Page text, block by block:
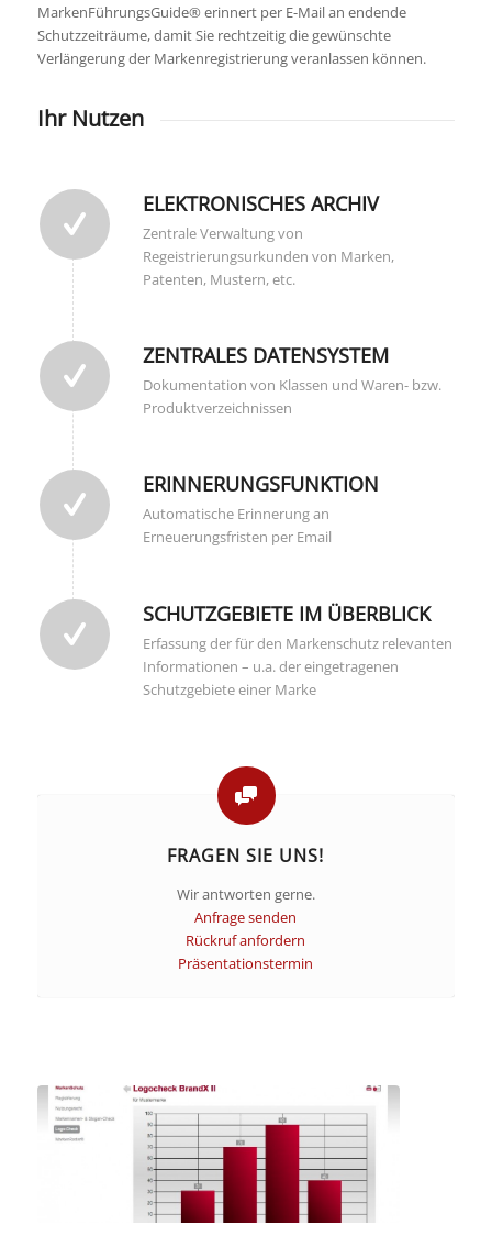
MarkenFührungsGuide® erinnert per E-Mail an endende
Schutzzeiträume, damit Sie rechtzeitig die gewünschte
Verlängerung der Markenregistrierung veranlassen können.
Ihr Nutzen
ELEKTRONISCHES ARCHIV
Zentrale Verwaltung von
Regeistrierungsurkunden von Marken,
Patenten, Mustern, etc.
ZENTRALES DATENSYSTEM
Dokumentation von Klassen und Waren- bzw.
Produktverzeichnissen
ERINNERUNGSFUNKTION
Automatische Erinnerung an
Erneuerungsfristen per Email
SCHUTZGEBIETE IM ÜBERBLICK
Erfassung der für den Markenschutz relevanten
Informationen – u.a. der eingetragenen
Schutzgebiete einer Marke
FRAGEN SIE UNS!
Wir antworten gerne.
Anfrage senden
Rückruf anfordern
Präsentationstermin